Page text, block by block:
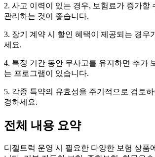
2. 사고 이력이 있는 경우, 보험료가 증가할
관리하는 것이 좋습니다.
3. 장기 계약 시 할인 혜택이 제공되는 경우
세요.
4. 특정 기간 동안 무사고를 유지하면 추가
는 프로그램이 있습니다.
5. 각종 특약의 유효성을 주기적으로 검토
경하세요.
전체 내용 요약
디젤트럭 운영 시 필요한 다양한 보험 상품